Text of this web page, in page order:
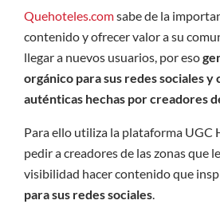
Quehoteles.comsabe de la
contenido y ofrecer valor a su
llegar a nuevos usuarios, por eso
orgánico para sus redes sociales y
auténticas hechas por creadores
Para ello utiliza la plataforma UGC
pedir a creadores de las zonas que
visibilidad hacer contenido que
para sus redes sociales.